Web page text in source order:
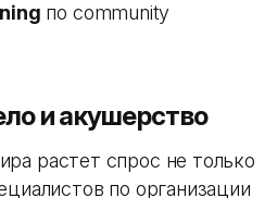
по community
и акушерство
растет спрос не только
по организации